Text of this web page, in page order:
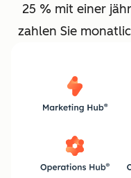
25 % mit einer
zahlen Sie